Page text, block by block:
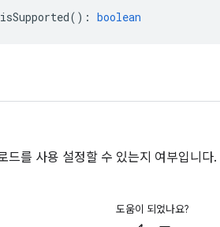
isSupported() : boolean
드를 사용 설정할 수 있는지 여부입니다.
도움이 되었나요?